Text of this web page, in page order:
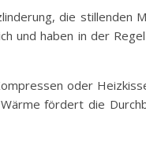
die stillenden
und haben in der
oder
fördert die